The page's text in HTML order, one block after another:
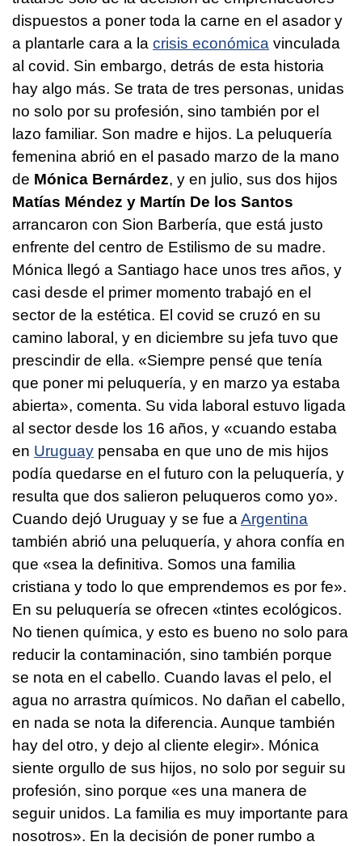
dispuestos a poner toda la carne en el asador y
a plantarle cara a la crisis económica vinculada
al covid. Sin embargo, detrás de esta historia
hay algo más. Se trata de tres personas, unidas
no solo por su profesión, sino también por el
lazo familiar. Son madre e hijos. La peluquería
femenina abrió en el pasado marzo de la mano
de Mónica Bernárdez, y en julio, sus dos hijos
Matías Méndez y Martín De los Santos
arrancaron con Sion Barbería, que está justo
enfrente del centro de Estilismo de su madre.
Mónica llegó a Santiago hace unos tres años, y
casi desde el primer momento trabajó en el
sector de la estética. El covid se cruzó en su
camino laboral, y en diciembre su jefa tuvo que
prescindir de ella. «Siempre pensé que tenía
que poner mi peluquería, y en marzo ya estaba
abierta», comenta. Su vida laboral estuvo ligada
al sector desde los 16 años, y «cuando estaba
en Uruguay pensaba en que uno de mis hijos
podía quedarse en el futuro con la peluquería, y
resulta que dos salieron peluqueros como yo».
Cuando dejó Uruguay y se fue a Argentina
también abrió una peluquería, y ahora confía en
que «sea la definitiva. Somos una familia
cristiana y todo lo que emprendemos es por fe».
En su peluquería se ofrecen «tintes ecológicos.
No tienen química, y esto es bueno no solo para
reducir la contaminación, sino también porque
se nota en el cabello. Cuando lavas el pelo, el
agua no arrastra químicos. No dañan el cabello,
en nada se nota la diferencia. Aunque también
hay del otro, y dejo al cliente elegir». Mónica
siente orgullo de sus hijos, no solo por seguir su
profesión, sino porque «es una manera de
seguir unidos. La familia es muy importante para
nosotros». En la decisión de poner rumbo a